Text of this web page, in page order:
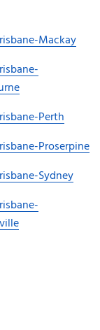
Mackay
Perth
Proserpine
Sydney